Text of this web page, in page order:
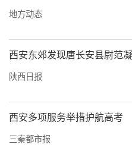
届百合花节暨陕渝美
动”等全县重大活动
从业成员创作有创意
宣传镇坪的长寿文化
使得巴山硒院、小石
小红书等平台火爆出
身镇坪文旅发展、城
务保障当中，充分彰
地方动态
西安东郊发现唐长安县尉范
陕西日报
西安多项服务举措护航高考
三秦都市报